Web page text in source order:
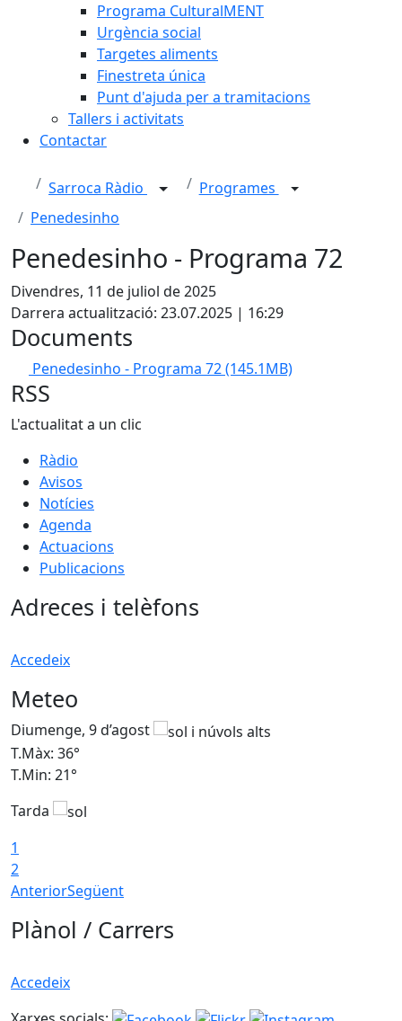
Programa CulturalMENT
Urgència social
Targetes aliments
Finestreta única
Punt d'ajuda per a tramitacions
Tallers i activitats
Contactar
Sarroca Ràdio
Programes
Penedesinho
Penedesinho - Programa 72
Divendres, 11 de juliol de 2025
Darrera actualització: 23.07.2025 | 16:29
Documents
Penedesinho - Programa 72(145.1MB)
RSS
L'actualitat a un clic
Ràdio
Avisos
Notícies
Agenda
Actuacions
Publicacions
Adreces i telèfons
Accedeix
Meteo
Diumenge, 9 d’agost
T.Màx: 36°
T.Min: 21°
Tarda
1
2
AnteriorSegüent
Plànol / Carrers
Accedeix